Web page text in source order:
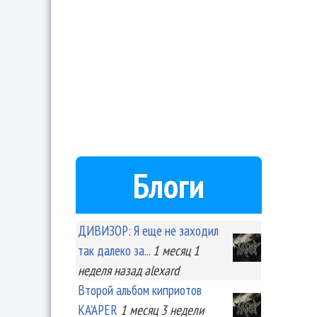
Блоги
ДИВИЗОР: Я еще не заходил
так далеко за... 1 месяц 1
неделяназад alexard
Второй альбом киприотов
KA'APER 1 месяц 3 недели